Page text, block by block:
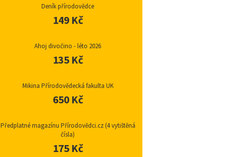
Deník přírodovědce
149 Kč
Ahoj divočino - léto 2026
135 Kč
Mikina Přírodovědecká fakulta UK
650 Kč
Předplatné magazínu Přírodovědci.cz (4 vytištěná
čísla)
175 Kč